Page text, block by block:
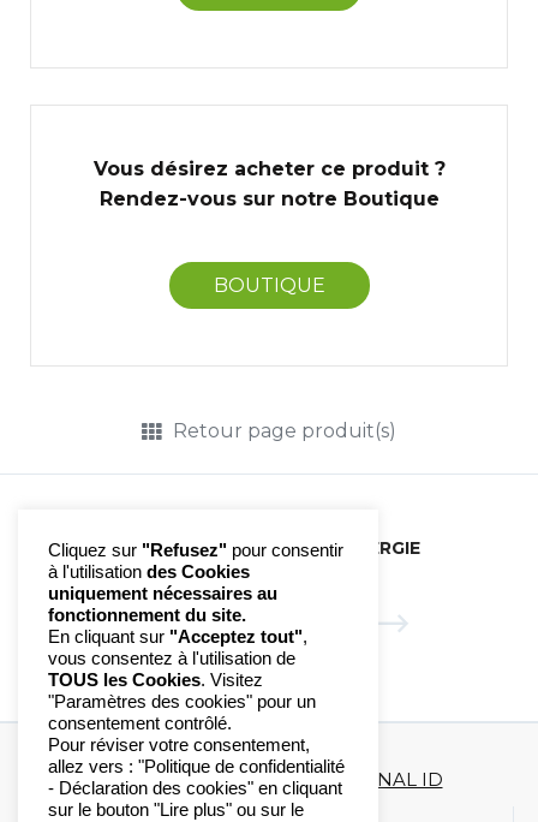
Vous désirez acheter ce produit ?
Rendez-vous sur notre Boutique
BOUTIQUE
Retour page produit(s)
AUBÉPINE | GEMM'ENERGIE
CASSIS | GEMM'ENERGIE
Copyright 2020-2023 ©DIAGONAL ID
Cliquez sur "Refusez" pour consentir
à l'utilisation des Cookies
uniquement nécessaires au
fonctionnement du site.
En cliquant sur "Acceptez tout",
vous consentez à l'utilisation de
TOUS les Cookies. Visitez
"Paramètres des cookies" pour un
consentement contrôlé.
Pour réviser votre consentement,
allez vers : "Politique de confidentialité
- Déclaration des cookies" en cliquant
sur le bouton "Lire plus" ou sur le